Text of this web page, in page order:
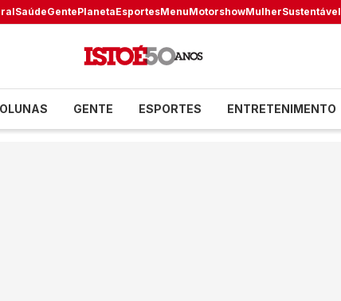
SaúdeGentePlanetaEsportesMenuMotorshowMulherSustentável
GENTE ESPORTES ENTRETENIMENTO